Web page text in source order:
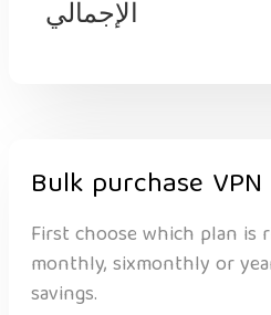
الإجمالي
Bulk purchase
First choose which plan
monthly, sixmonthly or
savings.